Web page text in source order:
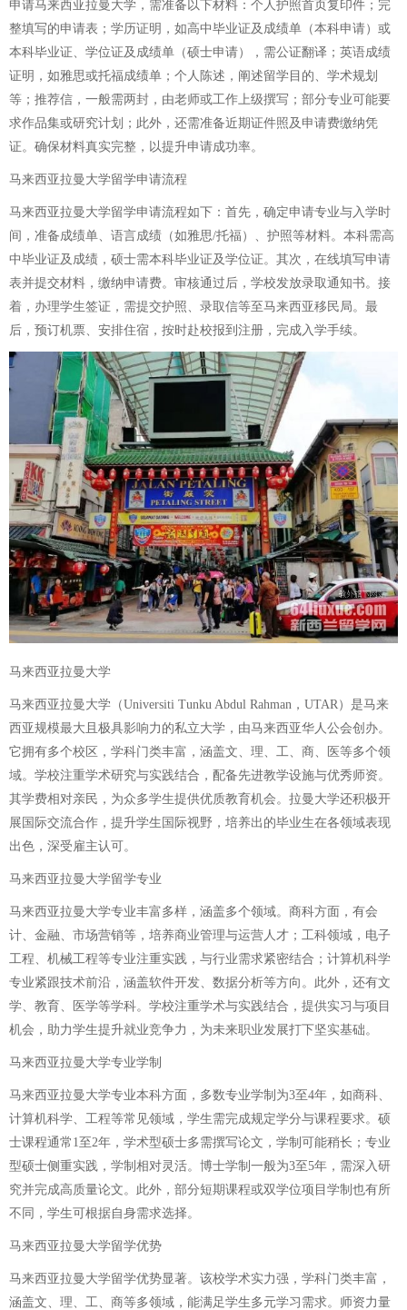
申请马来西亚拉曼大学，需准备以下材料：个人护照首页复印件；完
整填写的申请表；学历证明，如高中毕业证及成绩单（本科申请）或
本科毕业证、学位证及成绩单（硕士申请），需公证翻译；英语成绩
证明，如雅思或托福成绩单；个人陈述，阐述留学目的、学术规划
等；推荐信，一般需两封，由老师或工作上级撰写；部分专业可能要
求作品集或研究计划；此外，还需准备近期证件照及申请费缴纳凭
证。确保材料真实完整，以提升申请成功率。
马来西亚拉曼大学留学申请流程
马来西亚拉曼大学留学申请流程如下：首先，确定申请专业与入学时
间，准备成绩单、语言成绩（如雅思/托福）、护照等材料。本科需高
中毕业证及成绩，硕士需本科毕业证及学位证。其次，在线填写申请
表并提交材料，缴纳申请费。审核通过后，学校发放录取通知书。接
着，办理学生签证，需提交护照、录取信等至马来西亚移民局。最
后，预订机票、安排住宿，按时赴校报到注册，完成入学手续。
马来西亚拉曼大学
马来西亚拉曼大学（Universiti Tunku Abdul Rahman，UTAR）是马来
西亚规模最大且极具影响力的私立大学，由马来西亚华人公会创办。
它拥有多个校区，学科门类丰富，涵盖文、理、工、商、医等多个领
域。学校注重学术研究与实践结合，配备先进教学设施与优秀师资。
其学费相对亲民，为众多学生提供优质教育机会。拉曼大学还积极开
展国际交流合作，提升学生国际视野，培养出的毕业生在各领域表现
出色，深受雇主认可。
马来西亚拉曼大学留学专业
马来西亚拉曼大学专业丰富多样，涵盖多个领域。商科方面，有会
计、金融、市场营销等，培养商业管理与运营人才；工科领域，电子
工程、机械工程等专业注重实践，与行业需求紧密结合；计算机科学
专业紧跟技术前沿，涵盖软件开发、数据分析等方向。此外，还有文
学、教育、医学等学科。学校注重学术与实践结合，提供实习与项目
机会，助力学生提升就业竞争力，为未来职业发展打下坚实基础。
马来西亚拉曼大学专业学制
马来西亚拉曼大学专业本科方面，多数专业学制为3至4年，如商科、
计算机科学、工程等常见领域，学生需完成规定学分与课程要求。硕
士课程通常1至2年，学术型硕士多需撰写论文，学制可能稍长；专业
型硕士侧重实践，学制相对灵活。博士学制一般为3至5年，需深入研
究并完成高质量论文。此外，部分短期课程或双学位项目学制也有所
不同，学生可根据自身需求选择。
马来西亚拉曼大学留学优势
马来西亚拉曼大学留学优势显著。该校学术实力强，学科门类丰富，
涵盖文、理、工、商等多领域，能满足学生多元学习需求。师资力量